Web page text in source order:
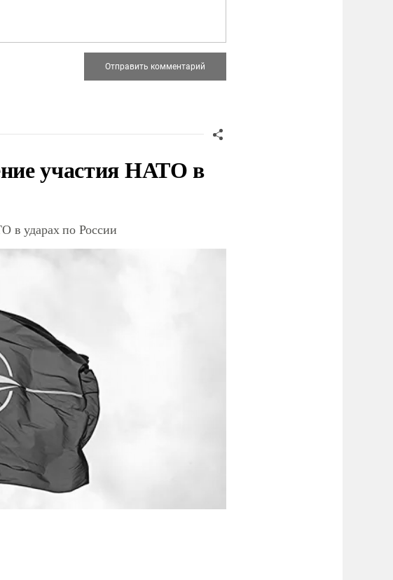
участия НАТО в
в ударах по России